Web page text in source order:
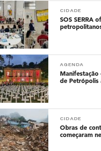
CIDADE
SOS SERRA
AGENDA
de Petrópolis
CIDADE
Obras de
começaram